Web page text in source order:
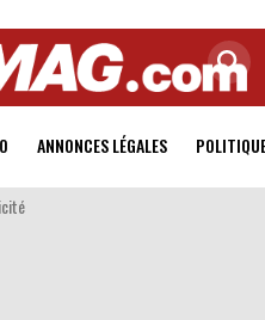
ANNONCES LÉGALES